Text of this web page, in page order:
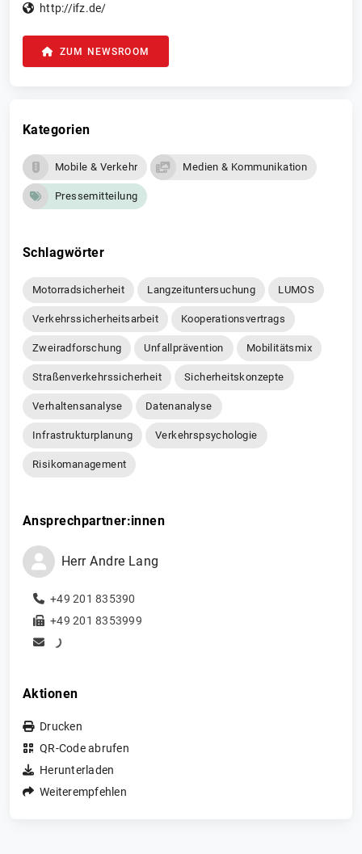
http://ifz.de/
ZUM NEWSROOM
Kategorien
Mobile & Verkehr Medien & Kommunikation
Pressemitteilung
Schlagwörter
Motorradsicherheit Langzeituntersuchung LUMOS
Verkehrssicherheitsarbeit Kooperationsvertrags
Zweiradforschung Unfallprävention Mobilitätsmix
Straßenverkehrssicherheit Sicherheitskonzepte
Verhaltensanalyse Datenanalyse
Infrastrukturplanung Verkehrspsychologie
Risikomanagement
Ansprechpartner:innen
Herr Andre Lang
+49 201 835390
+49 201 8353999
Aktionen
Drucken
QR-Code abrufen
Herunterladen
Weiterempfehlen